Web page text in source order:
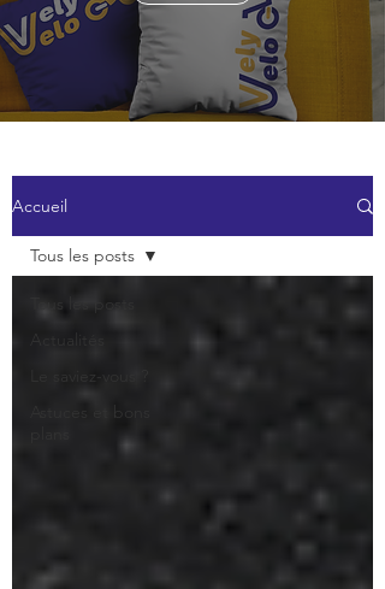
Accueil
Tous les posts
Le saviez-vous ?
Astuces et bons
Tous les posts